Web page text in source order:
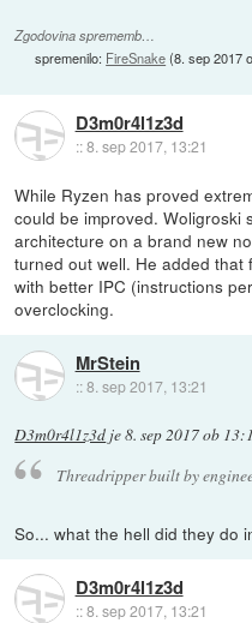
Zgodovina sprememb…
spremenilo: FireSnake(8. sep 2017
D3m0r4l1z3d
::8. sep 2017, 13:21
While Ryzen has proved
could be improved. Woligroski
architecture on a brand new
turned out well. He added that
with better IPC (instructions
overclocking.
MrStein
::8. sep 2017, 13:21
D3m0r4l1z3d je8. sep 2017 ob
Threadripper built by
So... what the hell did they do
D3m0r4l1z3d
::8. sep 2017, 13:21